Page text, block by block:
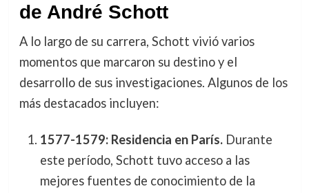
de André Schott
A lo largo de su carrera, Schott vivió varios
momentos que marcaron su destino y el
desarrollo de sus investigaciones. Algunos de los
más destacados incluyen:
1577-1579: Residencia en París.Durante
este período, Schott tuvo acceso a las
mejores fuentes de conocimiento de la